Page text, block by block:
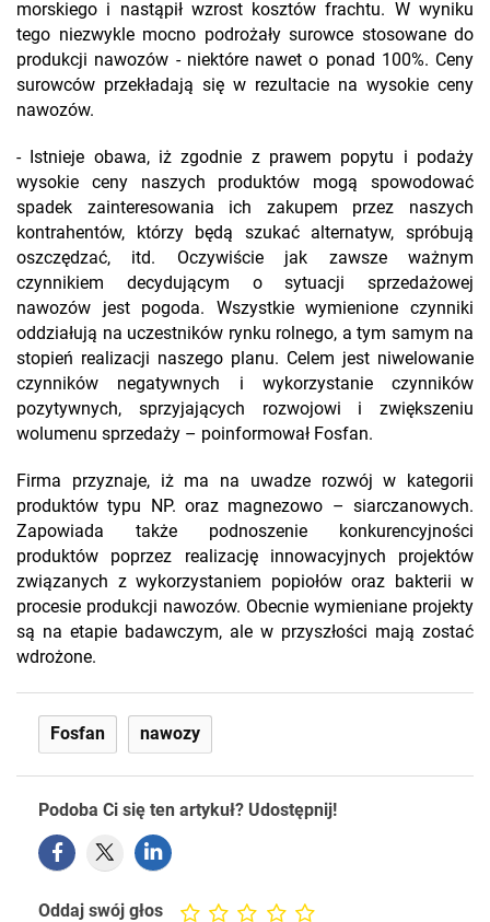
morskiego i nastąpił wzrost kosztów frachtu. W wyniku
tego niezwykle mocno podrożały surowce stosowane do
produkcji nawozów - niektóre nawet o ponad 100%. Ceny
surowców przekładają się w rezultacie na wysokie ceny
nawozów.
- Istnieje obawa, iż zgodnie z prawem popytu i podaży
wysokie ceny naszych produktów mogą spowodować
spadek zainteresowania ich zakupem przez naszych
kontrahentów, którzy będą szukać alternatyw, spróbują
oszczędzać, itd. Oczywiście jak zawsze ważnym
czynnikiem decydującym o sytuacji sprzedażowej
nawozów jest pogoda. Wszystkie wymienione czynniki
oddziałują na uczestników rynku rolnego, a tym samym na
stopień realizacji naszego planu. Celem jest niwelowanie
czynników negatywnych i wykorzystanie czynników
pozytywnych, sprzyjających rozwojowi i zwiększeniu
wolumenu sprzedaży – poinformował Fosfan.
Firma przyznaje, iż ma na uwadze rozwój w kategorii
produktów typu NP. oraz magnezowo – siarczanowych.
Zapowiada także podnoszenie konkurencyjności
produktów poprzez realizację innowacyjnych projektów
związanych z wykorzystaniem popiołów oraz bakterii w
procesie produkcji nawozów. Obecnie wymieniane projekty
są na etapie badawczym, ale w przyszłości mają zostać
wdrożone.
Fosfan nawozy
Podoba Ci się ten artykuł? Udostępnij!
Oddaj swój głos